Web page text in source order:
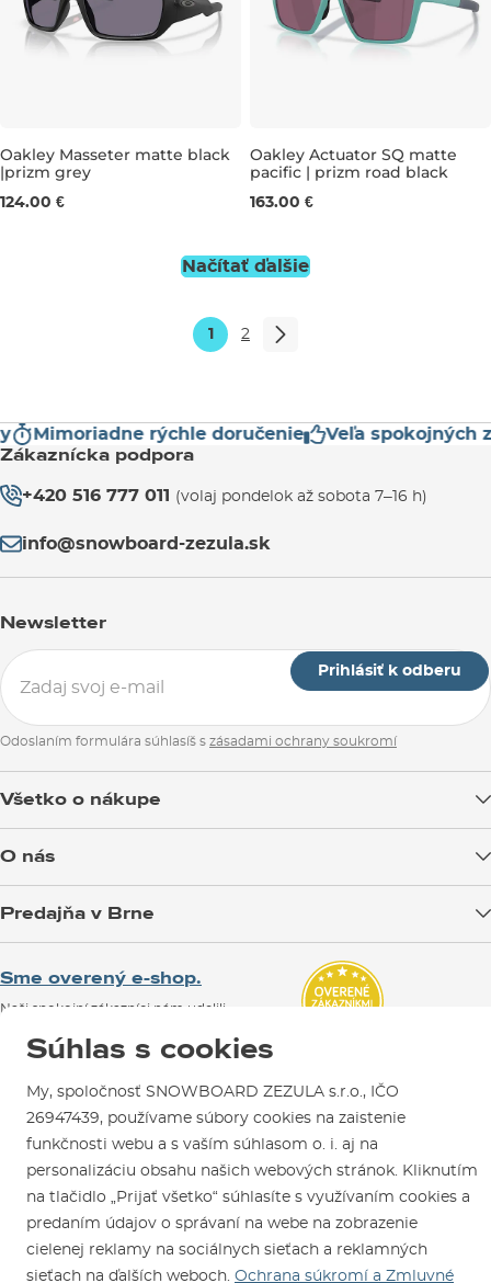
Oakley Masseter matte black
|prizm grey
124.00 €
Oakley Actuator SQ matte
pacific | prizm road black
163.00 €
Načítať ďalšie
1 2
Mimoriadne rýchle doručenie Veľa spokojných
Zákaznícka podpora
+420 516 777 011 (volaj pondelok až sobota 7–16 h)
info@snowboard-zezula.sk
Newsletter
Prihlásiť k odberu
Odoslaním formulára súhlasíš s zásadami ochrany soukromí
Všetko o nákupe
Výmena a vrátenie tovaru
Reklamácie
Návody na použitie a údržbu
Kontakty
O nás
SNOWBOARD ZEZULA Team
Ako si vybrať vybavenie
Predajňa v Brne
Mapa a ako k nám
Požičovňa
Servis a opravy
Sme overený e-shop.
Naši spokojní zákazníci nám udelili
Súhlas s cookies
My, spoločnosť SNOWBOARD ZEZULA s.r.o., IČO
26947439, používame súbory cookies na zaistenie
funkčnosti webu a s vaším súhlasom o. i. aj na
personalizáciu obsahu našich webových stránok. Kliknutím
na tlačidlo „Prijať všetko“ súhlasíte s využívaním cookies a
predaním údajov o správaní na webe na zobrazenie
cielenej reklamy na sociálnych sieťach a reklamných
sieťach na ďalších weboch. Ochrana súkromí a Zmluvné